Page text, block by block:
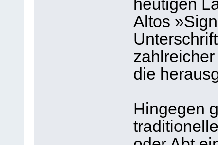
heutigen
Altos
die
Hingegen